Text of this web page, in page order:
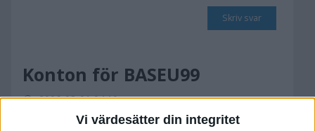
Vi värdesätter din integritet
Skriv svar
Konton för BASEU99
2006-03-01 04:10